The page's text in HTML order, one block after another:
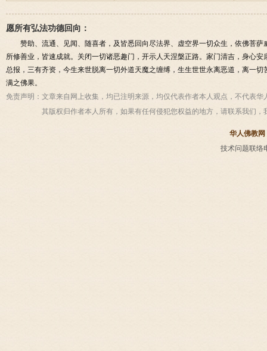
愿所有弘法功德回向：
赞助、流通、见闻、随喜者，及皆悉回向尽法界、虚空界一切众生，依佛菩
所修善业，皆速成就。关闭一切诸恶趣门，开示人天涅槃正路。家门清吉，身心
总报，三有齐资，今生来世脱离一切外道天魔之缠缚，生生世世永离恶道，离一
满之佛果。
免责声明： 文章来自网上收集，均已注明来源，均仅代表作者本人观点，不代表
其版权归作者本人所有，如果有任何侵犯您权益的地方，请联系我们，
华人佛教网
技术问题联络